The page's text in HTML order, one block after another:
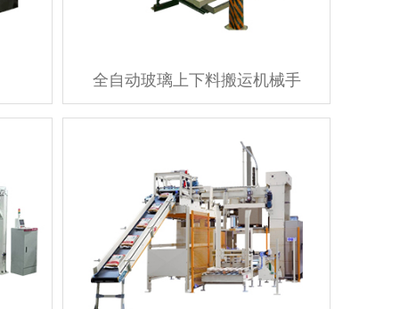
全自动玻璃上下料搬运机械手